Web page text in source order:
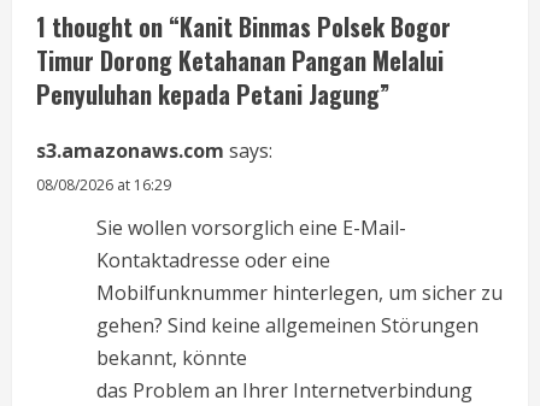
R
e
a
d
1 thought on “Kanit Binmas Polsek Bogor
Timur Dorong Ketahanan Pangan Melalui
Penyuluhan kepada Petani Jagung”
s3.amazonaws.com says:
08/08/2026 at 16:29
Sie wollen vorsorglich eine E-Mail-
Kontaktadresse oder eine
Mobilfunknummer hinterlegen, um sicher zu
gehen? Sind keine allgemeinen Störungen
bekannt, könnte
das Problem an Ihrer Internet­verbindung